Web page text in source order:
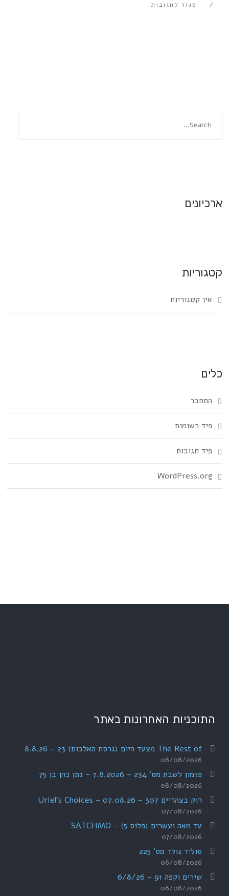
סגור לתגובות
ארכיונים
קטגוריות
אין קטגוריות
כלים
התחבר
פיד רשומות
פיד תגובות
WordPress.org
התוכניות האחרונות באתר
The Rest of מצעד היום (גרסת האלבום) 23 – 8.8.26
08/08/2026
פזמון לשבת מס' 234 – 7.8.2026 – נתן כהן בן 75
08/08/2026
רוק בצהריים 307 – 07.08.26 – Uriel's Choices
07/08/2026
עד מאה ועשרים (פלוס 5) – SATCHMO
07/08/2026
סוליד גולד מס' 225
06/08/2026
שירים וקפה 91 – 6/8/26
06/08/2026